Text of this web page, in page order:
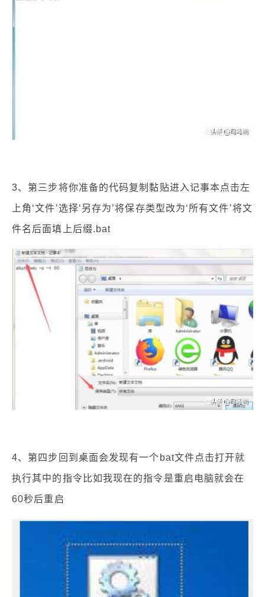
3、第三步将你准备的代码复制黏贴进入记事本点击左
上角‘文件’选择‘另存为’将保存类型改为‘所有文件’将文
件名后面填上后缀.bat
4、第四步回到桌面会发现有一个bat文件点击打开就
执行其中的指令比如我现在的指令是重启电脑就会在
60秒后重启